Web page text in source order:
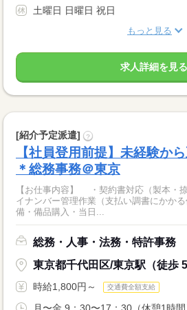
土曜日 日曜日 祝日
もっと見る
求人詳細を見る
[紹介予定派遣] ?
【社員登用前提】未経験か
＊総務事務＠東京
【お仕事内容】 ・契約書対応（製本
イナンバー管理作業（支払い調書にかか
備・備品購入・当日...
総務・人事・法務・特許事務
東京都千代田区/東京駅（徒歩 5
時給1,800円～ 交通費全額支給